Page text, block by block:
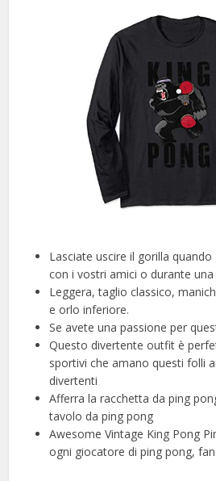
Lasciate uscire il gorilla
con i vostri amici o durante
Leggera, taglio classico,
e orlo inferiore.
Se avete una passione per
Questo divertente outfit è
sportivi che amano questi folli
divertenti
Afferra la racchetta da ping
tavolo da ping pong
Awesome Vintage King Pong
ogni giocatore di ping pong,